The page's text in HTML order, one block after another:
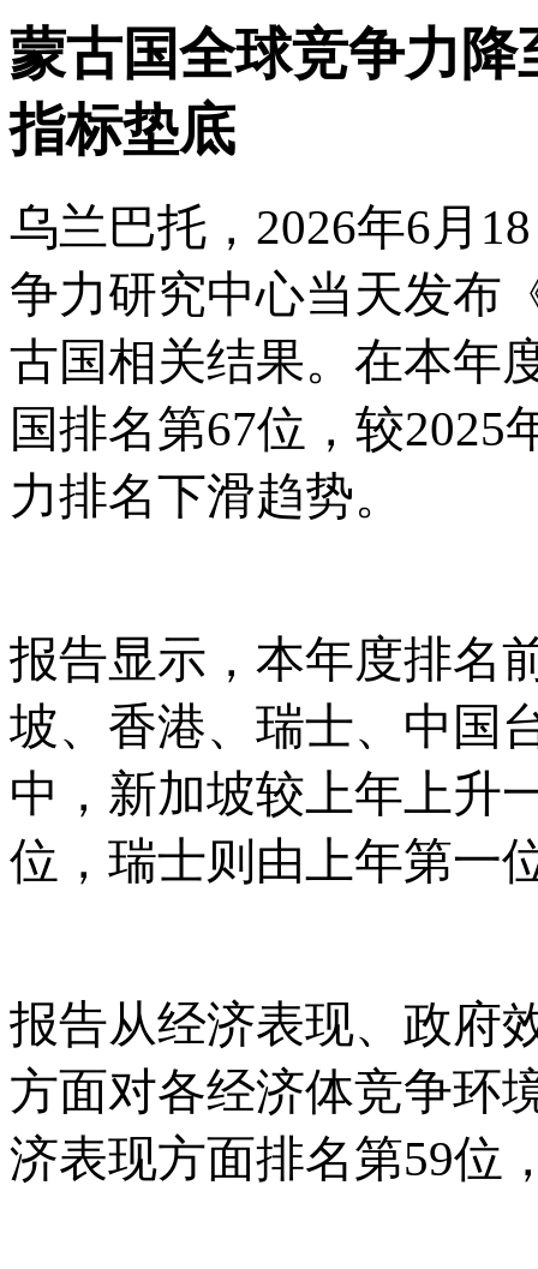
蒙古国全球竞争力降
指标垫底
乌兰巴托， 2026年6月
争力研究中心当天发布
古国相关结果。在本年
国排名第67位，较
力排名下滑趋势。
报告显示，本年度排名
坡、香港、瑞士、中国
中，新加坡较上年上升
位，瑞士则由上年第一
报告从经济表现、政府
方面对各经济体竞争环
济表现方面排名第59位